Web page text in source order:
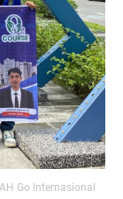
Go Internasional